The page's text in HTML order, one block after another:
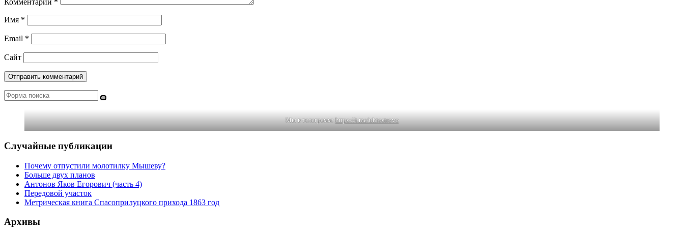
Комментарий *
Имя *
Email *
Сайт
Поиск
Мы в телеграмм:https://t.me/uhtostrovo
Случайные публикации
Почему отпустили молотилку Мышеву?
Больше двух планов
Антонов Яков Егорович (часть 4)
Передовой участок
Метрическая книга Спасоприлуцкого прихода 1863 год
Архивы